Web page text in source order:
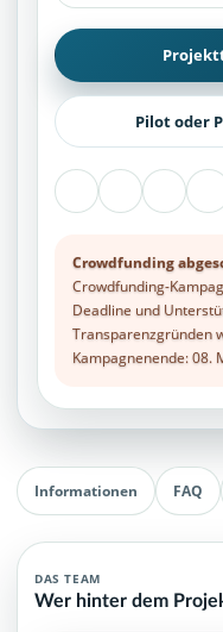
Pilot oder
Crowdfunding
Crowdfunding-
Deadline und
Transparenzgründen
Kampagnenende: 08.
Informationen FAQ
DAS TEAM
Wer hinter dem